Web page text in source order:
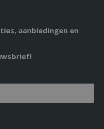
aanbiedingen en